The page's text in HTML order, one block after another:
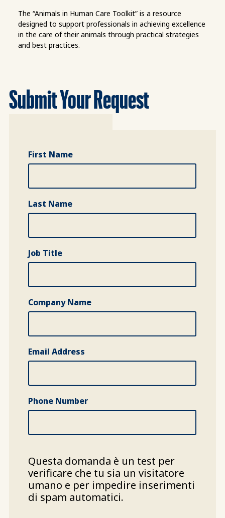
The “Animals in Human Care Toolkit” is a resource
designed to support professionals in achieving excellence
in the care of their animals through practical strategies
and best practices.
Submit Your Request
Full Name
First Name
Last Name
Job Title
Company Name
Email Address
Phone Number
Questa domanda è un test per
verificare che tu sia un visitatore
umano e per impedire inserimenti
di spam automatici.